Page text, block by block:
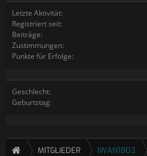
Letzte Aktivität:
Registriert seit:
Beiträge:
Zustimmungen:
Punkte für Erfolge:
Geschlecht:
Geburtstag:
MITGLIEDER IWAN1803